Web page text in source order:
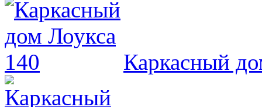
Каркасный